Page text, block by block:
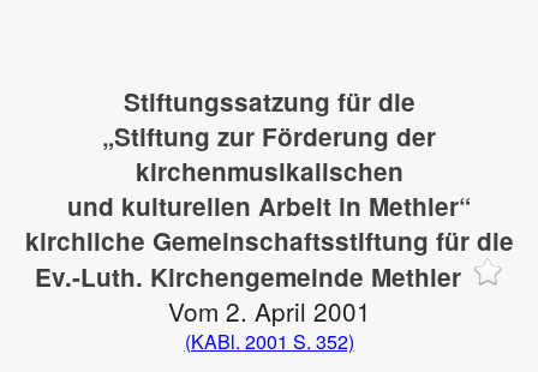
Stiftungssatzung für die
„Stiftung zur Förderung der
kirchenmusikalischen
und kulturellen Arbeit in Methler“
kirchliche Gemeinschaftsstiftung für die
Ev.-Luth. Kirchengemeinde Methler
Vom 2. April 2001
(KABl. 2001 S. 352)